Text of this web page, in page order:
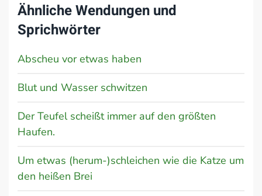
Ähnliche Wendungen und
Sprichwörter
Abscheu vor etwas haben
Blut und Wasser schwitzen
Der Teufel scheißt immer auf den größten
Haufen.
Um etwas (herum-)schleichen wie die Katze um
den heißen Brei